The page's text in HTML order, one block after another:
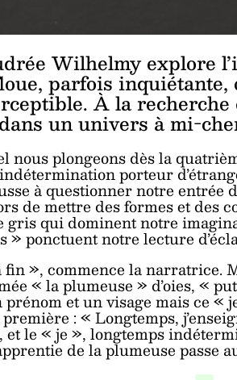
Wilhelmy explore
parfois
À la
un univers à mi-
nous plongeons dès la
porteur
à questionner notre entrée
de mettre des formes et des
gris qui dominent notre
» ponctuent notre lecture
fin », commence la narratrice.
« la plumeuse » d’oies, «
et un visage mais ce «
: « Longtemps,
et le « je », longtemps
de la plumeuse passe